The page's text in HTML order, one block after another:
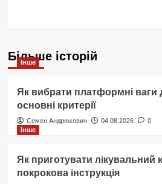
Більше історій
Інше
Як вибрати платформні ваги
основні критерії
Семен Андрюхович 04.08.2026
0
Інше
Як приготувати лікувальний
покрокова інструкція